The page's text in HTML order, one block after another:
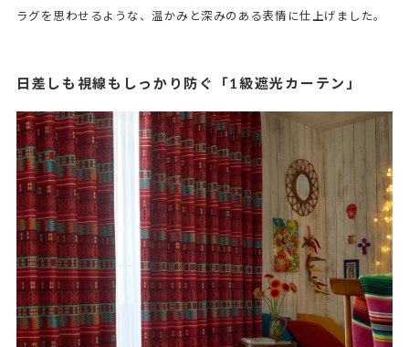
ラグを思わせるような、温かみと深みのある表情に仕上げました。
日差しも視線もしっかり防ぐ「1級遮光カーテン」